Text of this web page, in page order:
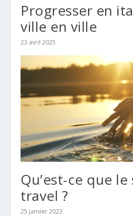
Progresser en
ville en ville
23 avril 2025
Qu’est-ce que
travel ?
25 janvier 2023